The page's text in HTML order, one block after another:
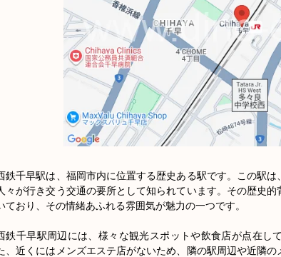
鉄千早駅は、福岡市内に位置する歴史ある駅です。この駅
々が行き交う交通の要所として知られています。その歴史
ており、その情緒あふれる雰囲気が魅力の一つです。
鉄千早駅周辺には、様々な観光スポットや飲食店が点在し
、近くにはメンズエステ店がないため、隣の駅周辺や近隣